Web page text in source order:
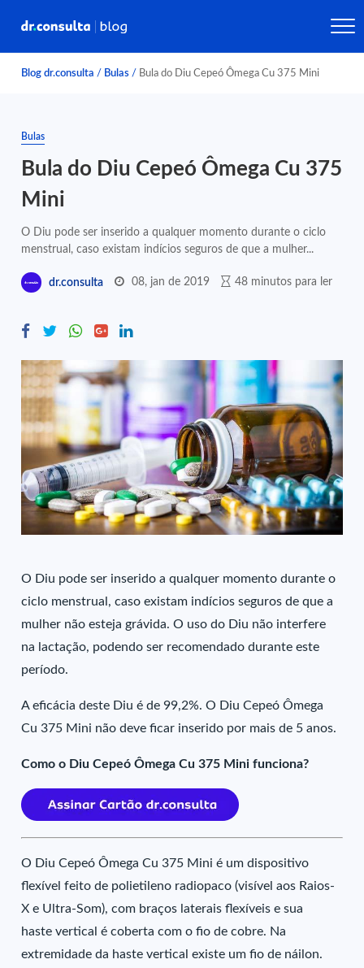
Blog dr.consulta / Bulas / Bula do Diu Cepeó Ômega Cu 375 Mini
Bulas
Bula do Diu Cepeó Ômega Cu 375
Mini
O Diu pode ser inserido a qualquer momento durante o ciclo
menstrual, caso existam indícios seguros de que a mulher...
dr.consulta 08, jan de 2019 48 minutos para ler
O Diu pode ser inserido a qualquer momento durante o
ciclo menstrual, caso existam indícios seguros de que a
mulher não esteja grávida. O uso do Diu não interfere
na lactação, podendo ser recomendado durante este
período.
A eficácia deste Diu é de 99,2%. O Diu Cepeó Ômega
Cu 375 Mini não deve ficar inserido por mais de 5 anos.
Como o Diu Cepeó Ômega Cu 375 Mini funciona?
O Diu Cepeó Ômega Cu 375 Mini é um dispositivo
flexível feito de polietileno radiopaco (visível aos Raios-
X e Ultra-Som), com braços laterais flexíveis e sua
haste vertical é coberta com o fio de cobre. Na
extremidade da haste vertical existe um fio de náilon.